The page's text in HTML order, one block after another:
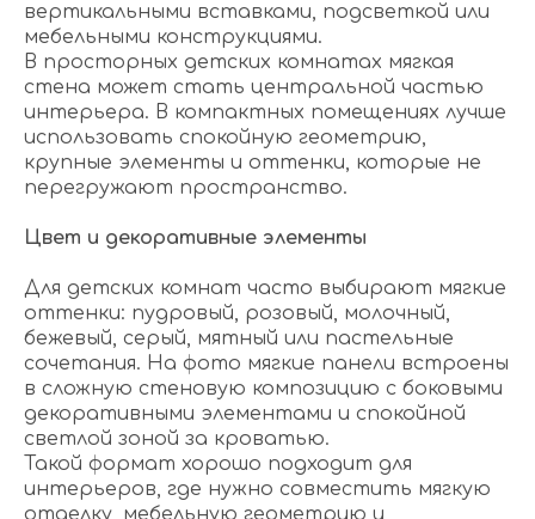
вертикальными вставками, подсветкой или
мебельными конструкциями.
В просторных детских комнатах мягкая
стена может стать центральной частью
интерьера. В компактных помещениях лучше
использовать спокойную геометрию,
крупные элементы и оттенки, которые не
перегружают пространство.
Цвет и декоративные элементы
Для детских комнат часто выбирают мягкие
оттенки: пудровый, розовый, молочный,
бежевый, серый, мятный или пастельные
сочетания. На фото мягкие панели встроены
в сложную стеновую композицию с боковыми
декоративными элементами и спокойной
светлой зоной за кроватью.
Такой формат хорошо подходит для
интерьеров, где нужно совместить мягкую
отделку, мебельную геометрию и